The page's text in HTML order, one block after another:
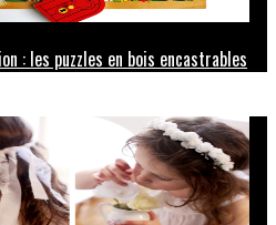
: les puzzles en bois encastrables